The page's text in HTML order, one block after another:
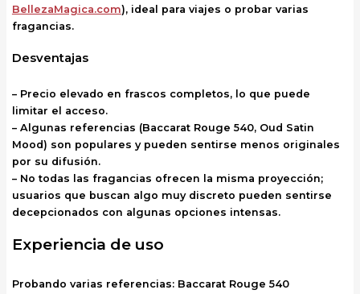
BellezaMagica.com), ideal para viajes o probar varias
fragancias.
Desventajas
– Precio elevado en frascos completos, lo que puede
limitar el acceso.
– Algunas referencias (Baccarat Rouge 540, Oud Satin
Mood) son populares y pueden sentirse menos originales
por su difusión.
– No todas las fragancias ofrecen la misma proyección;
usuarios que buscan algo muy discreto pueden sentirse
decepcionados con algunas opciones intensas.
Experiencia de uso
Probando varias referencias: Baccarat Rouge 540